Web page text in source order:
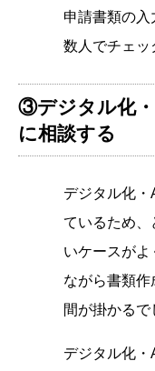
申請書類の
数人でチェッ
③デジタル化・
に相談する
デジタル化
ているため、
いケースが
ながら書類
間が掛かるで
デジタル化